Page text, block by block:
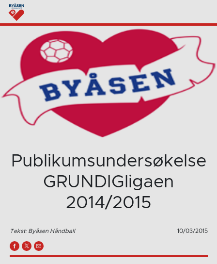
Publikumsundersøkelse
GRUNDIGligaen
2014/2015
Tekst: Byåsen Håndball 10/03/2015